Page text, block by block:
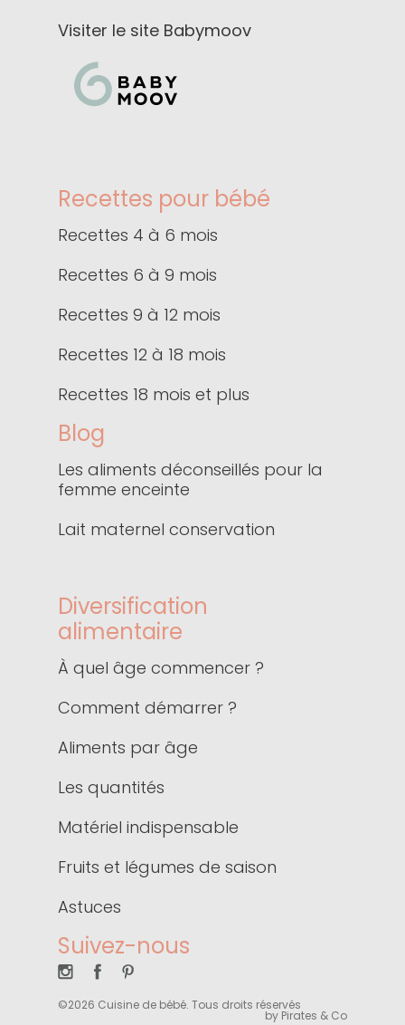
Visiter le site Babymoov
Recettes pour bébé
Recettes 4 à 6 mois
Recettes 6 à 9 mois
Recettes 9 à 12 mois
Recettes 12 à 18 mois
Recettes 18 mois et plus
Blog
Les aliments déconseillés pour la
femme enceinte
Lait maternel conservation
Diversification
alimentaire
À quel âge commencer ?
Comment démarrer ?
Aliments par âge
Les quantités
Matériel indispensable
Fruits et légumes de saison
Astuces
Suivez-nous
©2026 Cuisine de bébé. Tous droits réservés
by Pirates & Co